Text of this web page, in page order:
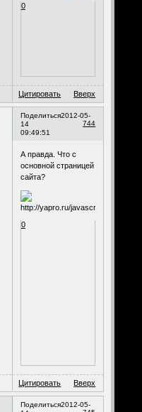
0
Цитировать Вверх
Поделиться
744
2012-05-
14
09:49:51
А правда. Что с
основной страницей
сайта?
0
Цитировать Вверх
Поделиться2012-05-